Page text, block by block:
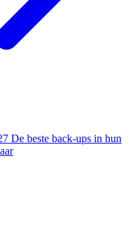
De beste back-ups in hun